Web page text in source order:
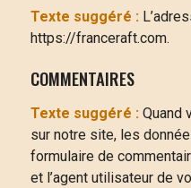
Texte suggéré :
https://franceraft.com.
COMMENTAIRES
Texte suggéré : Quand
sur notre site, les
formulaire de
et l’agent utilisateur de